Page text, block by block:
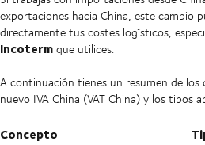
exportaciones hacia China, este cambio
directamente tus costes logísticos,
Incotermque utilices.
A continuación tienes un resumen de los
nuevo IVA China (VAT China) y los tipos
Concepto